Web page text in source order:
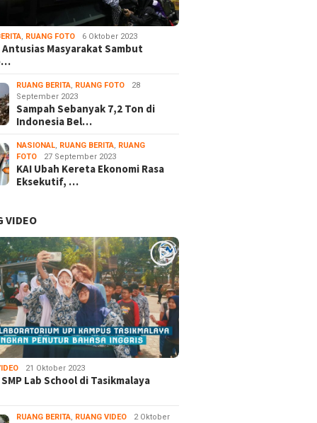
, RUANG FOTO 6 Oktober 2023
Masyarakat Sambut
RUANG BERITA, RUANG FOTO
28
September 2023
Sampah Sebanyak 7,2 Ton di
Indonesia Bel…
NASIONAL, RUANG BERITA, RUANG
FOTO
27 September 2023
KAI Ubah Kereta Ekonomi Rasa
Eksekutif, …
VIDEO
21 Oktober 2023
Lab School di Tasikmalaya
RUANG BERITA, RUANG VIDEO
2 Oktober